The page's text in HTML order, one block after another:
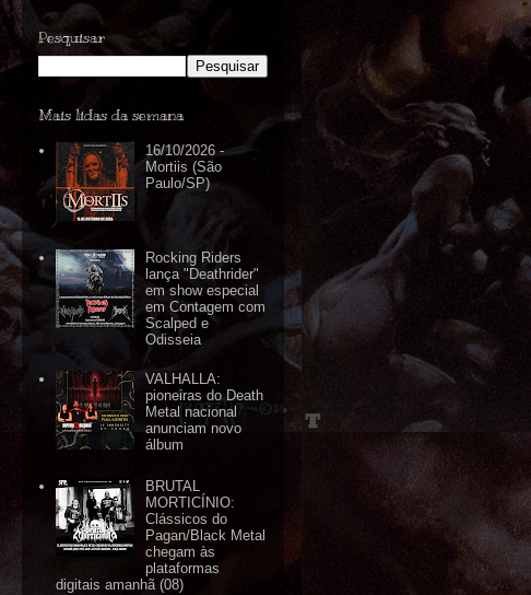
Pesquisar
Mais lidas da semana
16/10/2026 -
Mortiis (São
Paulo/SP)
Rocking Riders
lança "Deathrider"
em show especial
em Contagem com
Scalped e
Odisseia
VALHALLA:
pioneiras do Death
Metal nacional
anunciam novo
álbum
BRUTAL
MORTICÍNIO:
Clássicos do
Pagan/Black Metal
chegam às
plataformas
digitais amanhã (08)